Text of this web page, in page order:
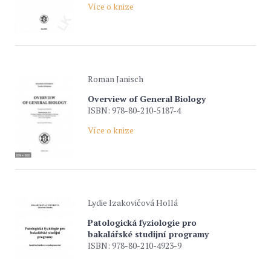
Více o knize
Roman Janisch
Overview of General Biology
ISBN: 978-80-210-5187-4
Více o knize
Lydie Izakovičová Hollá
Patologická fyziologie pro
bakalářské studijní programy
ISBN: 978-80-210-4923-9